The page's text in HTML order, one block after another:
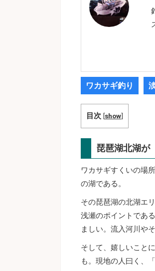
ワカサギ釣り
目次 [show]
琵琶湖北湖が
ワカサギすくいの場
の湖である。
その琵琶湖の北湖エ
浅瀬のポイントであ
ましい。流入河川や
そして、嬉しいこと
も。現地の人曰く、